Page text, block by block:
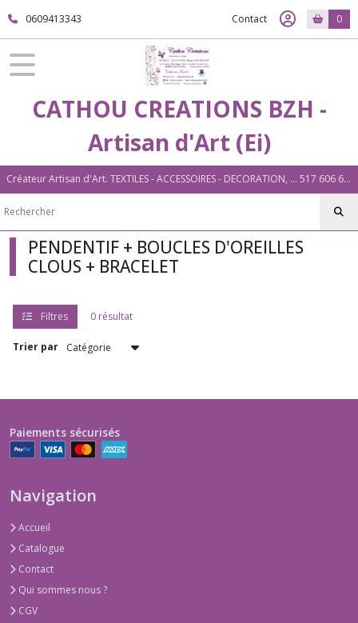
0609413343 Contact 0
CATHOU CREATIONS BZH -
Artisan d'Art (Ei)
Créateur Artisan d'Art. TEXTILES - ACCESSOIRES - DECORATION, ... 517 606 604 00026 Plouigneau (29)
PENDENTIF + BOUCLES D'OREILLES
CLOUS + BRACELET
Filtres 0 résultat
Trier par
Fermer
FILTRES
BRACELETS
(2)
Afficher
résultats
Paiements sécurisés
Navigation
Accueil
Catalogue
Contact
Qui sommes nous ?
CGV